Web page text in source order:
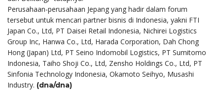
Perusahaan-perusahaan Jepang yang hadir dalam forum
tersebut untuk mencari partner bisnis di Indonesia, yakni FTI
Japan Co., Ltd, PT Daisei Retail Indonesia, Nichirei Logistics
Group Inc, Hanwa Co., Ltd, Harada Corporation, Dah Chong
Hong (Japan) Ltd, PT Seino Indomobil Logistics, PT Sumitomo
Indonesia, Taiho Shoji Co., Ltd, Zensho Holdings Co., Ltd, PT
Sinfonia Technology Indonesia, Okamoto Seihyo, Musashi
Industry. (dna/dna)